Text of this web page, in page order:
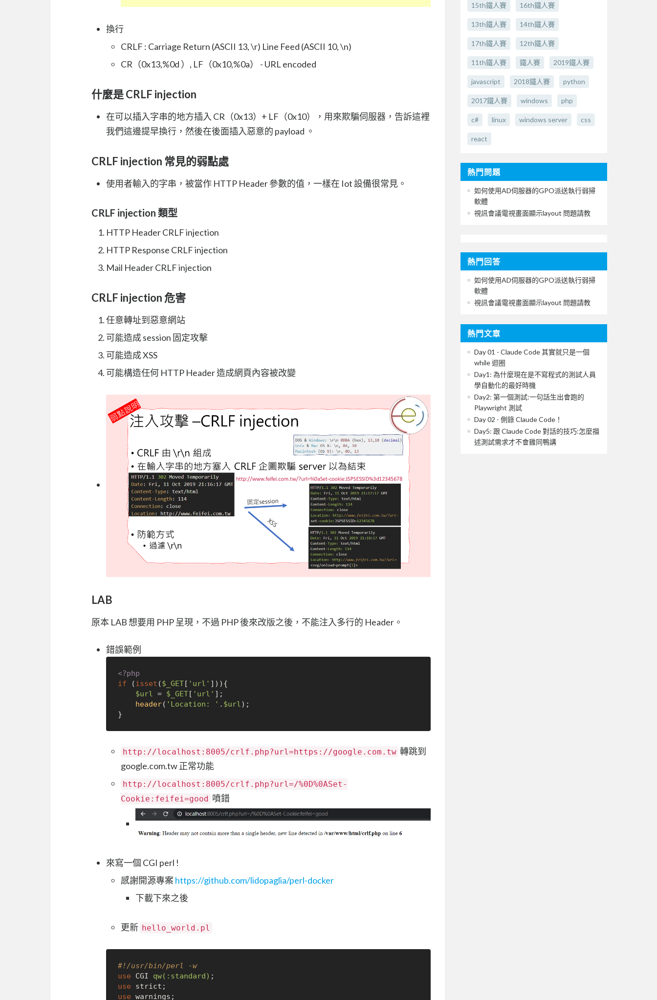
換行
CRLF : Carriage Return (ASCII 13, \r) Line Feed (ASCII 10, \n)
CR（0x13,%0d ）, LF（0x10,%0a） - URL encoded
什麼是 CRLF injection
在可以插入字串的地方插入 CR（0x13）+ LF（0x10），用來欺騙伺服器，告訴這裡
我們這邊提早換行，然後在後面插入惡意的 payload 。
CRLF injection 常見的弱點處
使用者輸入的字串，被當作 HTTP Header 參數的值，一樣在 Iot 設備很常見。
CRLF injection 類型
HTTP Header CRLF injection
HTTP Response CRLF injection
Mail Header CRLF injection
CRLF injection 危害
任意轉址到惡意網站
可能造成 session 固定攻擊
可能造成 XSS
可能構造任何 HTTP Header 造成網頁內容被改變
LAB
原本 LAB 想要用 PHP 呈現，不過 PHP 後來改版之後，不能注入多行的 Header。
錯誤範例
<?php
if (isset ($_GET[ 'url' ])){
$url = $_GET[ 'url' ];
header( 'Location: ' . $url);
http://localhost:8005/crlf.php?url=https://google.com.tw 轉跳到
google.com.tw 正常功能
http://localhost:8005/crlf.php?url=/%0D%0ASet-
Cookie:feifei=good 噴錯
來寫一個 CGI perl !
感謝開源專案 https://github.com/lidopaglia/perl-docker
下載下來之後
更新 hello_world.pl
#!/usr/bin/perl -w
use CGI qw(:standard)
use
use warnings;
15th鐵人賽 16th鐵人賽
13th鐵人賽 14th鐵人賽
17th鐵人賽 12th鐵人賽
11th鐵人賽 鐵人賽 2019鐵人賽
javascript 2018鐵人賽 python
2017鐵人賽 windows php
c# linux windows server css
react
熱門問題
如何使用AD伺服器的GPO派送執行弱掃
軟體
視訊會議電視畫面顯示layout 問題請教
熱門回答
如何使用AD伺服器的GPO派送執行弱掃
軟體
視訊會議電視畫面顯示layout 問題請教
熱門文章
Day 01 - Claude Code 其實就只是一個
while 迴圈
Day1: 為什麼現在是不寫程式的測試人員
學自動化的最好時機
Day2: 第一個測試:一句話生出會跑的
Playwright 測試
Day 02 - 側錄 Claude Code！
Day5: 跟 Claude Code 對話的技巧:怎麼描
述測試需求才不會雞同鴨講